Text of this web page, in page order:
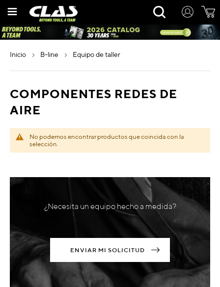
Rechercher
inicio b-line equipo de taller
COMPONENTES REDES DE
AIRE
No podemos encontrar productos que coincida con la
selección.
¿Necesita un equipo hecho a medida?
ENVIAR MI SOLICITUD